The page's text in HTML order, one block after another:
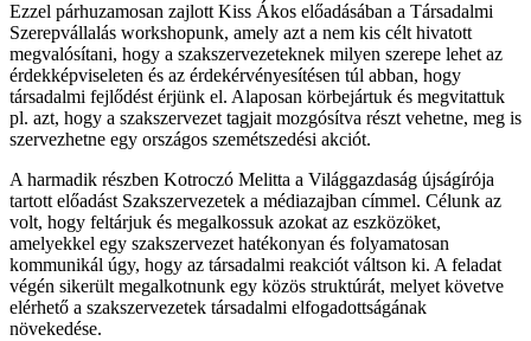
Ezzel párhuzamosan zajlott Kiss Ákos előadásában a Társadalmi
Szerepvállalás workshopunk, amely azt a nem kis célt hivatott
megvalósítani, hogy a szakszervezeteknek milyen szerepe lehet az
érdekképviseleten és az érdekérvényesítésen túl abban, hogy
társadalmi fejlődést érjünk el. Alaposan körbejártuk és megvitattuk
pl. azt, hogy a szakszervezet tagjait mozgósítva részt vehetne, meg is
szervezhetne egy országos szemétszedési akciót.
A harmadik részben Kotroczó Melitta a Világgazdaság újságírója
tartott előadást Szakszervezetek a médiazajban címmel. Célunk az
volt, hogy feltárjuk és megalkossuk azokat az eszközöket,
amelyekkel egy szakszervezet hatékonyan és folyamatosan
kommunikál úgy, hogy az társadalmi reakciót váltson ki. A feladat
végén sikerült megalkotnunk egy közös struktúrát, melyet követve
elérhető a szakszervezetek társadalmi elfogadottságának
növekedése.